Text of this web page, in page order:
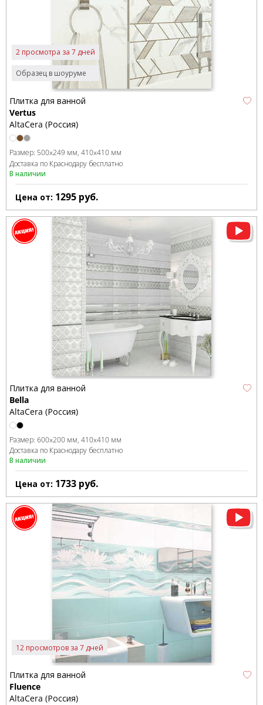
Образец в шоуруме
2 просмотра за 7 дней
Плитка для ванной
Vertus
AltaCera (Россия)
Размер: 500x249 мм 410x410 мм
Доставка по Краснодару бесплатно
В наличии
Цена от: 1295 руб.
Плитка для ванной
Bella
AltaCera (Россия)
Размер: 600x200 мм 410x410 мм
Доставка по Краснодару бесплатно
В наличии
Цена от: 1733 руб.
12 просмотров за 7 дней
Плитка для ванной
Fluence
AltaCera (Россия)